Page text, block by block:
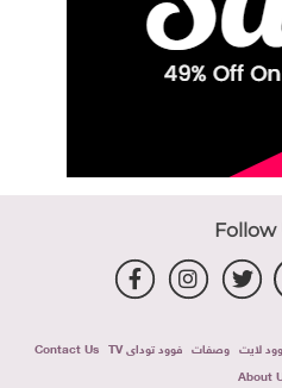
Follow
لايت وصفات فوود توداى TV
Contact Us
About